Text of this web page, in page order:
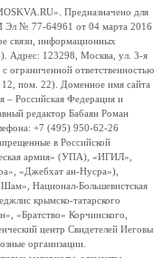
Предназначено для
Эл № 77-64961 от 04 марта 2016
связи, информационных
Адрес: 123298, Москва, ул. 3-я
ограниченной ответственностью
пом. 22). Доменное имя сайта
– Российская Федерация и
редактор Бабаян Роман
+7 (495) 950-62-26
в Российской
армия» (УПА), «ИГИЛ»,
«Джебхат ан-Нусра»),
Национал-Большевистская
крымско-татарского
«Братство» Корчинского,
центр Свидетелей Иеговы
организации.